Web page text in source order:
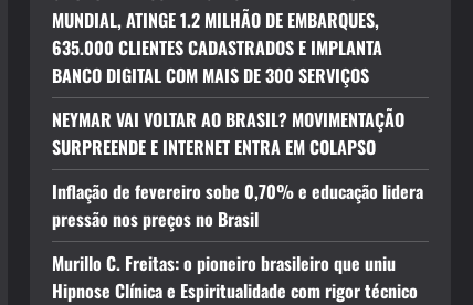
MUNDIAL, ATINGE 1.2 MILHÃO DE EMBARQUES,
635.000 CLIENTES CADASTRADOS E IMPLANTA
BANCO DIGITAL COM MAIS DE 300 SERVIÇOS
NEYMAR VAI VOLTAR AO BRASIL? MOVIMENTAÇÃO
SURPREENDE E INTERNET ENTRA EM COLAPSO
Inflação de fevereiro sobe 0,70% e educação lidera
pressão nos preços no Brasil
Murillo C. Freitas: o pioneiro brasileiro que uniu
Hipnose Clínica e Espiritualidade com rigor técnico